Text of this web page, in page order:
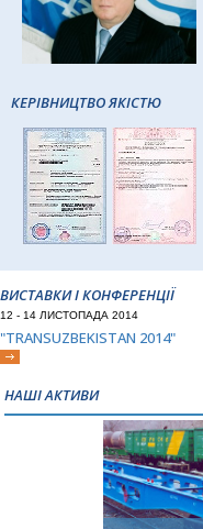
КЕРІВНИЦТВО ЯКІСТЮ
ВИСТАВКИ І КОНФЕРЕНЦІЇ
12 - 14 ЛИСТОПАДА 2014
"TRANSUZBEKISTAN 2014"
НАШІ АКТИВИ